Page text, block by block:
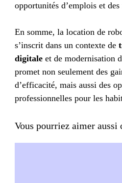
opportunités d’emplois et
En somme, la location de
s’inscrit dans un contexte de
digitale et de modernisation
promet non seulement des
d’efficacité, mais aussi des
professionnelles pour les
Vous pourriez aimer aussi